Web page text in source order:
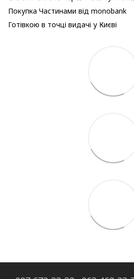
Покупка Частинами від monobank
Готівкою в точці видачі у Києві